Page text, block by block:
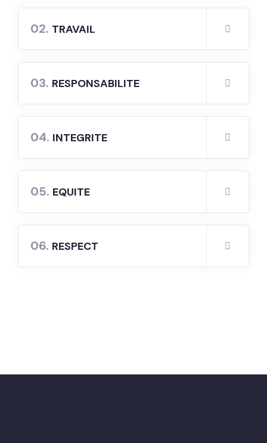
02. TRAVAIL
03. RESPONSABILITE
04. INTEGRITE
05. EQUITE
06. RESPECT